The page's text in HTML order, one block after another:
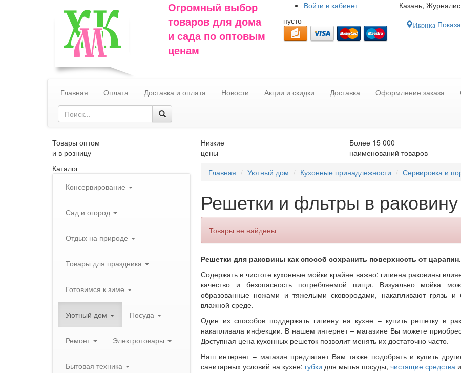
Огромный выбор
товаров для дома
и сада по оптовым
ценам
Войти в кабинет
пусто
Казань,
Иконка
Главная Оплата Доставка и оплата Новости Акции и скидки Доставка Оформление заказа
Товары оптом
и в розницу
Низкие
цены
Более 15 000
наименований товаров
Каталог
Консервирование
Сад и огород
Отдых на природе
Товары для праздника
Готовимся к зиме
Уютный дом Посуда
Ремонт Электротовары
Бытовая техника
Главная Уютный дом Кухонные принадлежности Сервировка и
Решетки и фльтры в раковину
Товары не найдены
Решетки для раковины как способ сохранить поверхность от царапин.
Содержать в чистоте кухонные мойки крайне важно: гигиена раковины
качество и безопасность потребляемой пищи. Визуально мойка
образованные ножами и тяжелыми сковородами, накапливают грязь и
влажной среде.
Один из способов поддержать гигиену на кухне – купить решетку в
накапливала инфекции. В нашем интернет – магазине Вы можете
Доступная цена кухонных решеток позволит менять их достаточно часто.
Наш интернет – магазин предлагает Вам также подобрать и купить
санитарных условий на кухне: губки для мытья посуды, чистящие средства